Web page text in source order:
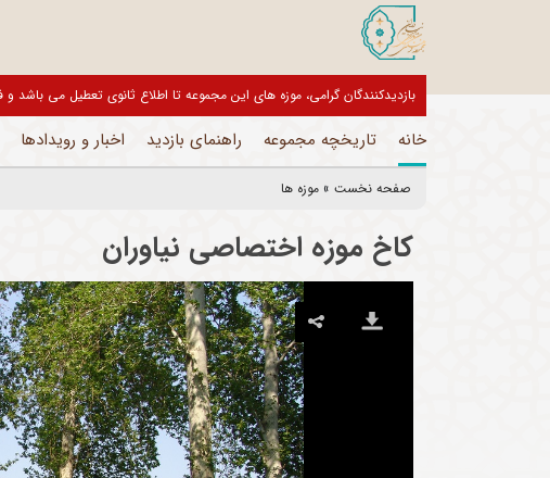
از تور مجازی 360 درجه مجموعه فرهنگی تاریخی نیاوران بازدید نمایید
خانه تاریخچه مجموعه راهنمای بازدید اخبار و رویدادها
صفحه نخست » موزه ها
کاخ موزه اختصاصی نیاوران